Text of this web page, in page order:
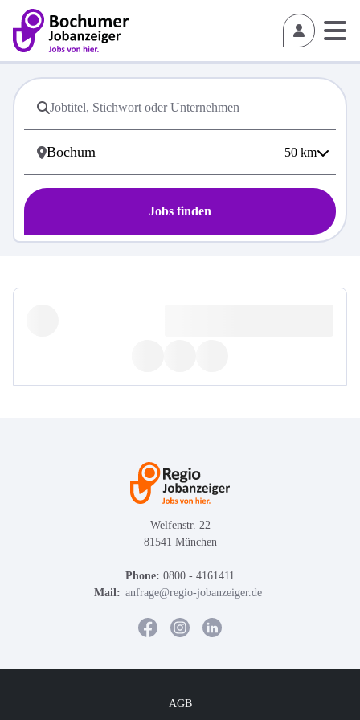
50 km
Jobs finden
Welfenstr. 22
81541 München
Phone: 0800 - 4161411
Mail: anfrage@regio-jobanzeiger.de
AGB